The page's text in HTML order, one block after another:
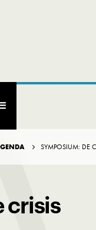
 SYMPOSIUM: DE
crisis